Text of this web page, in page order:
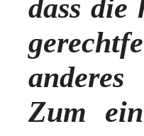
dass die
Zum